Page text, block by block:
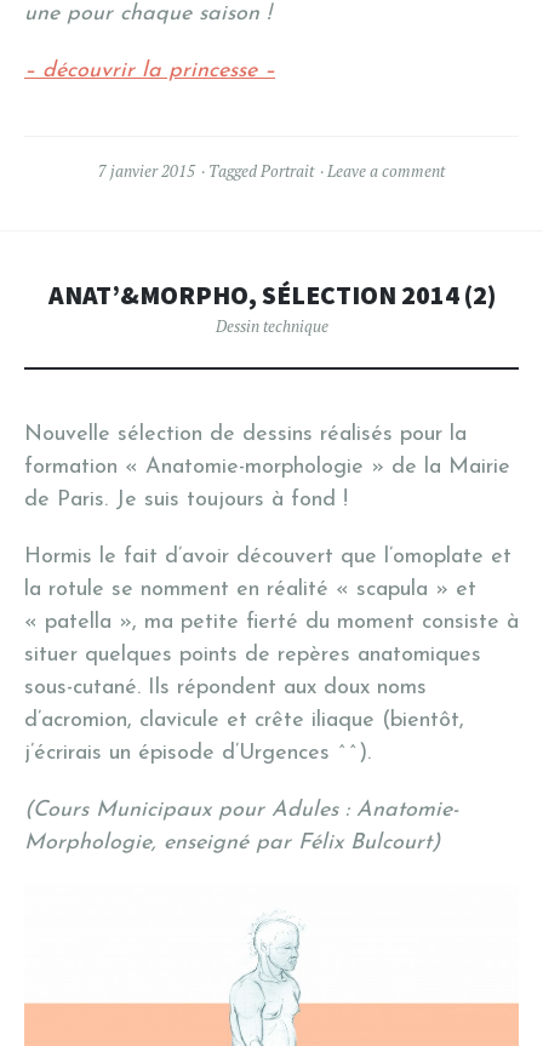
une pour chaque saison !
– découvrir la princesse –
7 janvier 2015 Tagged Portrait Leave a comment
ANAT’&MORPHO, SÉLECTION 2014 (2)
Dessin technique
Nouvelle sélection de dessins réalisés pour la
formation « Anatomie-morphologie » de la Mairie
de Paris. Je suis toujours à fond !
Hormis le fait d’avoir découvert que l’omoplate et
la rotule se nomment en réalité « scapula » et
« patella », ma petite fierté du moment consiste à
situer quelques points de repères anatomiques
sous-cutané. Ils répondent aux doux noms
d’acromion, clavicule et crête iliaque (bientôt,
j’écrirais un épisode d’Urgences ^^).
(Cours Municipaux pour Adules : Anatomie-
Morphologie, enseigné par Félix Bulcourt)